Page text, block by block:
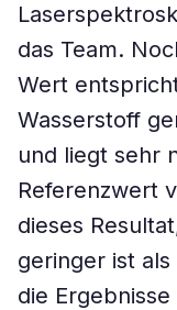
das Team.
Wert
Wasserstoff
und liegt sehr
Referenzwert
dieses
geringer ist
die